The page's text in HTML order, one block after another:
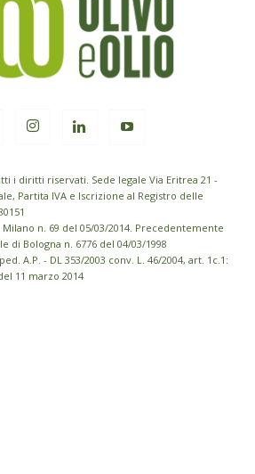
i diritti riservati. Sede legale Via Eritrea 21 -
Partita IVA e Iscrizione al Registro delle
n. 69 del 05/03/2014. Precedentemente
di Bologna n. 6776 del 04/03/1998
A.P. - DL 353/2003 conv. L. 46/2004, art. 1c.1:
11 marzo 2014